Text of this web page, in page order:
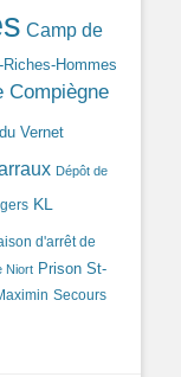
Camp de
Hommes
Compiègne
Vernet
Dépôt de
KL
d'arrêt de
Niort Prison St-
Secours